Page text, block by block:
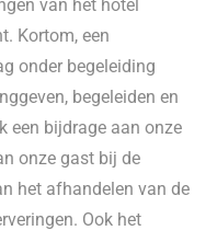
van het hotel
Kortom, een
onder begeleiding
begeleiden en
een bijdrage aan onze
onze gast bij de
het afhandelen van de
Ook het